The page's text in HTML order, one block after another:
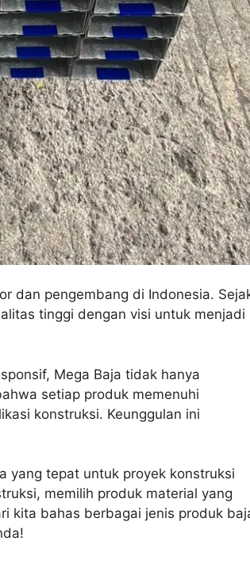
dan pengembang di Indonesia.
tinggi dengan visi untuk menjadi
Mega Baja tidak hanya
setiap produk memenuhi
konstruksi. Keunggulan ini
yang tepat untuk proyek konstruksi
memilih produk material yang
kita bahas berbagai jenis produk